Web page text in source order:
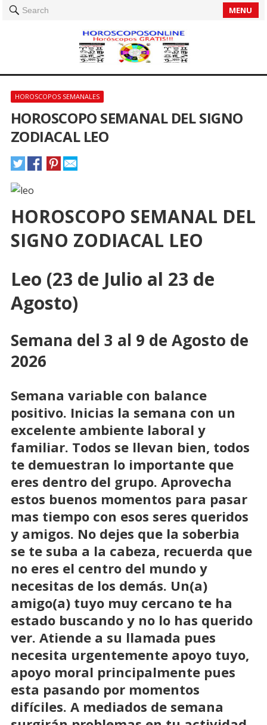
Search MENU
HOROSCOPOS SEMANALES
HOROSCOPO SEMANAL DEL SIGNO
ZODIACAL LEO
HOROSCOPO SEMANAL DEL
SIGNO ZODIACAL LEO
Leo (23 de Julio al 23 de
Agosto)
Semana del 3 al 9 de Agosto de
2026
Semana variable con balance
positivo. Inicias la semana con un
excelente ambiente laboral y
familiar. Todos se llevan bien, todos
te demuestran lo importante que
eres dentro del grupo. Aprovecha
estos buenos momentos para pasar
mas tiempo con esos seres queridos
y amigos. No dejes que la soberbia
se te suba a la cabeza, recuerda que
no eres el centro del mundo y
necesitas de los demás. Un(a)
amigo(a) tuyo muy cercano te ha
estado buscando y no lo has querido
ver. Atiende a su llamada pues
necesita urgentemente apoyo tuyo,
apoyo moral principalmente pues
esta pasando por momentos
difíciles. A mediados de semana